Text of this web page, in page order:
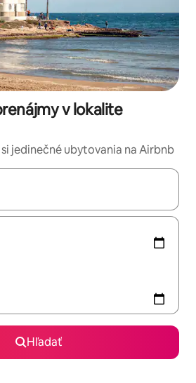
v lokalite
jedinečné ubytovania na Airbnb
dispozícii, môžete si ich prechádzať
Hľadať